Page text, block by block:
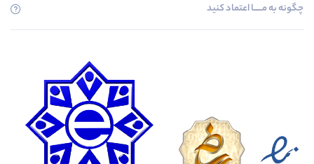
چگونه به مــــــا اعتماد کنید